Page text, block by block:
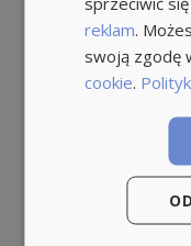
reklam.
swoją zgodę
cookie.